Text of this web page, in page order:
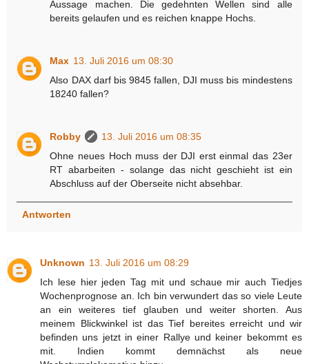
Aussage machen. Die gedehnten Wellen sind alle
bereits gelaufen und es reichen knappe Hochs.
Max 13. Juli 2016 um 08:30
Also DAX darf bis 9845 fallen, DJI muss bis mindestens
18240 fallen?
Robby
13. Juli 2016 um 08:35
Ohne neues Hoch muss der DJI erst einmal das 23er
RT abarbeiten - solange das nicht geschieht ist ein
Abschluss auf der Oberseite nicht absehbar.
Antworten
Unknown 13. Juli 2016 um 08:29
Ich lese hier jeden Tag mit und schaue mir auch Tiedjes
Wochenprognose an. Ich bin verwundert das so viele Leute
an ein weiteres tief glauben und weiter shorten. Aus
meinem Blickwinkel ist das Tief bereites erreicht und wir
befinden uns jetzt in einer Rallye und keiner bekommt es
mit. Indien kommt demnächst als neue